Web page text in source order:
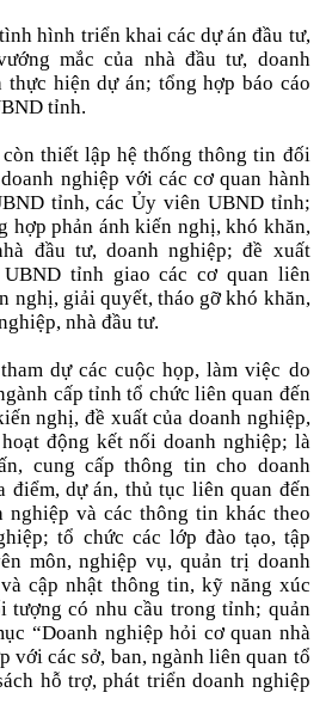
hình triển khai các dự án đầu tư,
mắc của nhà đầu tư, doanh
hiện dự án; tổng hợp báo cáo
tỉnh.
thiết lập hệ thống thông tin đối
nghiệp với các cơ quan hành
tỉnh, các Ủy viên UBND tỉnh;
hợp phản ánh kiến nghị, khó khăn,
đầu tư, doanh nghiệp; đề xuất
tỉnh giao các cơ quan liên
nghị, giải quyết, tháo gỡ khó khăn,
nhà đầu tư.
dự các cuộc họp, làm việc do
cấp tỉnh tổ chức liên quan đến
nghị, đề xuất của doanh nghiệp,
động kết nối doanh nghiệp; là
cung cấp thông tin cho doanh
điểm, dự án, thủ tục liên quan đến
nghiệp và các thông tin khác theo
tổ chức các lớp đào tạo, tập
môn, nghiệp vụ, quản trị doanh
cập nhật thông tin, kỹ năng xúc
tượng có nhu cầu trong tỉnh; quản
“Doanh nghiệp hỏi cơ quan nhà
với các sở, ban, ngành liên quan tổ
hỗ trợ, phát triển doanh nghiệp